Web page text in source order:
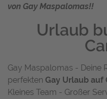
von Gay Maspalomas!!
Urlaub
Gay Maspalomas - Deine
perfekten Gay Urlaub auf
Kleines Team - Großer